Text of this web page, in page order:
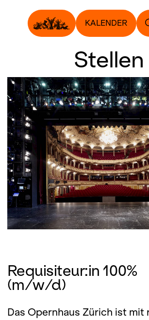
KALENDER
Stellen
Requisiteur:in 100%
(m/w/d)
Das Opernhaus Zürich ist mit